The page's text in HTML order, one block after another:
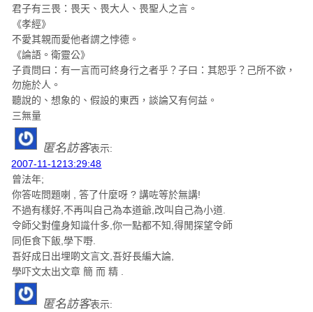
君子有三畏：畏天、畏大人、畏聖人之言。
《孝經》
不愛其親而愛他者謂之悖德。
《論語。衛靈公》
子貢問曰：有一言而可終身行之者乎？子曰：其恕乎？己所不欲，
勿施於人。
聽說的、想象的、假設的東西，談論又有何益。
三無量
匿名訪客表示:
2007-11-1213:29:48
曾法年;
你答咗問題喇 , 答了什麼呀 ? 講咗等於無講!
不過有樣好,不再叫自己為本道爺,改叫自己為小道.
令師父對僮身知識什多,你一點都不知,得閒探望令師
同佢食下飯,學下嘢.
吾好成日出埋啲文言文,吾好長編大論,
學吓文太出文章 簡 而 精 .
匿名訪客表示: